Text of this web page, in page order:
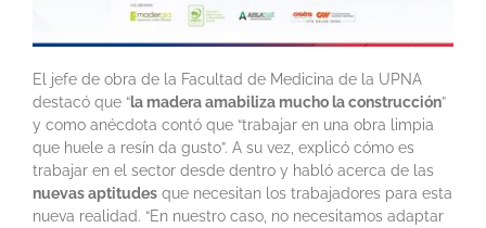
El jefe de obra de la Facultad de Medicina de la UPNA
destacó que “la madera amabiliza mucho la construcción”
y como anécdota contó que “trabajar en una obra limpia
que huele a resín da gusto”. A su vez, explicó cómo es
trabajar en el sector desde dentro y habló acerca de las
nuevas aptitudes que necesitan los trabajadores para esta
nueva realidad. “En nuestro caso, no necesitamos adaptar